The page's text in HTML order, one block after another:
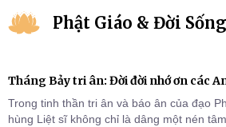
Phật Giáo & Đời Sống
Tháng Bảy tri ân: Đời đời nhớ ơn các
Trong tinh thần tri ân và báo ân của đạo
hùng Liệt sĩ không chỉ là dâng một nén